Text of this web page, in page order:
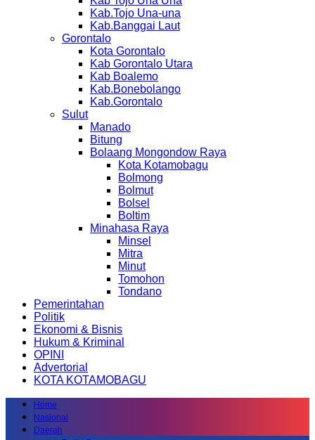
Kab.Tojo Una-una
Kab.Banggai Laut
Gorontalo
Kota Gorontalo
Kab Gorontalo Utara
Kab Boalemo
Kab.Bonebolango
Kab.Gorontalo
Sulut
Manado
Bitung
Bolaang Mongondow Raya
Kota Kotamobagu
Bolmong
Bolmut
Bolsel
Boltim
Minahasa Raya
Minsel
Mitra
Minut
Tomohon
Tondano
Pemerintahan
Politik
Ekonomi & Bisnis
Hukum & Kriminal
OPINI
Advertorial
KOTA KOTAMOBAGU
Home
Nasional
Daerah